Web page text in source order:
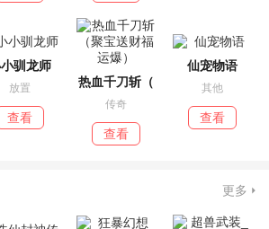
驯龙师
放置
查看
热血千刀斩（
传奇
查看
仙宠物语
其他
查看
更多